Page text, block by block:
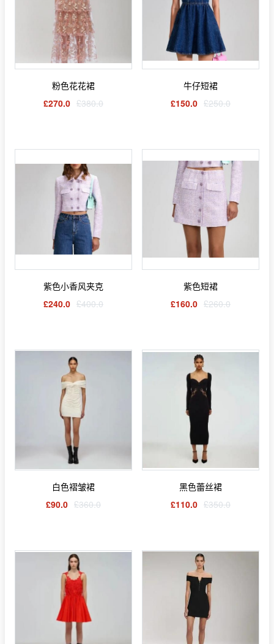
粉色花花裙
£270.0 £380.0
牛仔短裙
£150.0 £250.0
紫色小香风夹克
£240.0 £400.0
紫色短裙
£160.0 £260.0
白色褶皱裙
£90.0 £360.0
黑色蕾丝裙
£110.0 £350.0